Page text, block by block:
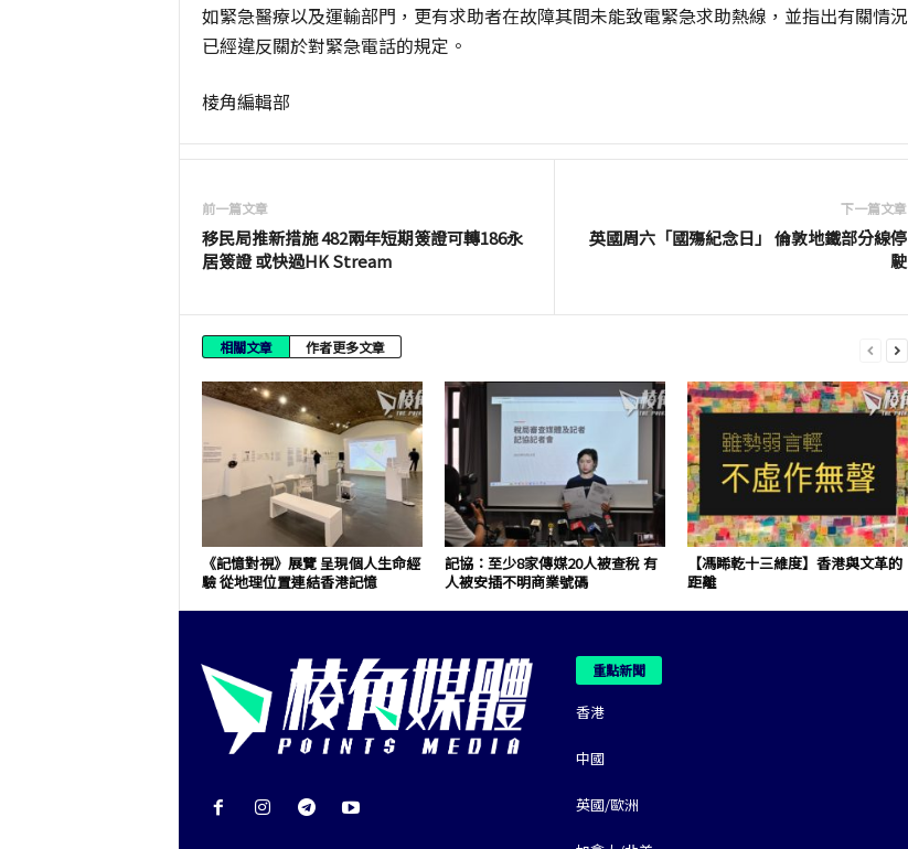
如緊急醫療以及運輸部門，更有求助者在故障其間未能致電緊急求助熱線，並指出有關情況
已經違反關於對緊急電話的規定。
棱角編輯部
前一篇文章
移民局推新措施 482兩年短期簽證可轉186永
居簽證 或快過HK Stream
下一篇文章
英國周六「國殤紀念日」 倫敦地鐵部分線停
駛
相關文章 作者更多文章
《記憶對視》展覽 呈現個人生命經
驗 從地理位置連結香港記憶
記協：至少8家傳媒20人被查稅 有
人被安插不明商業號碼
【馮睎乾十三維度】香港與文革的
距離
重點新聞
香港
中國
英國/歐洲